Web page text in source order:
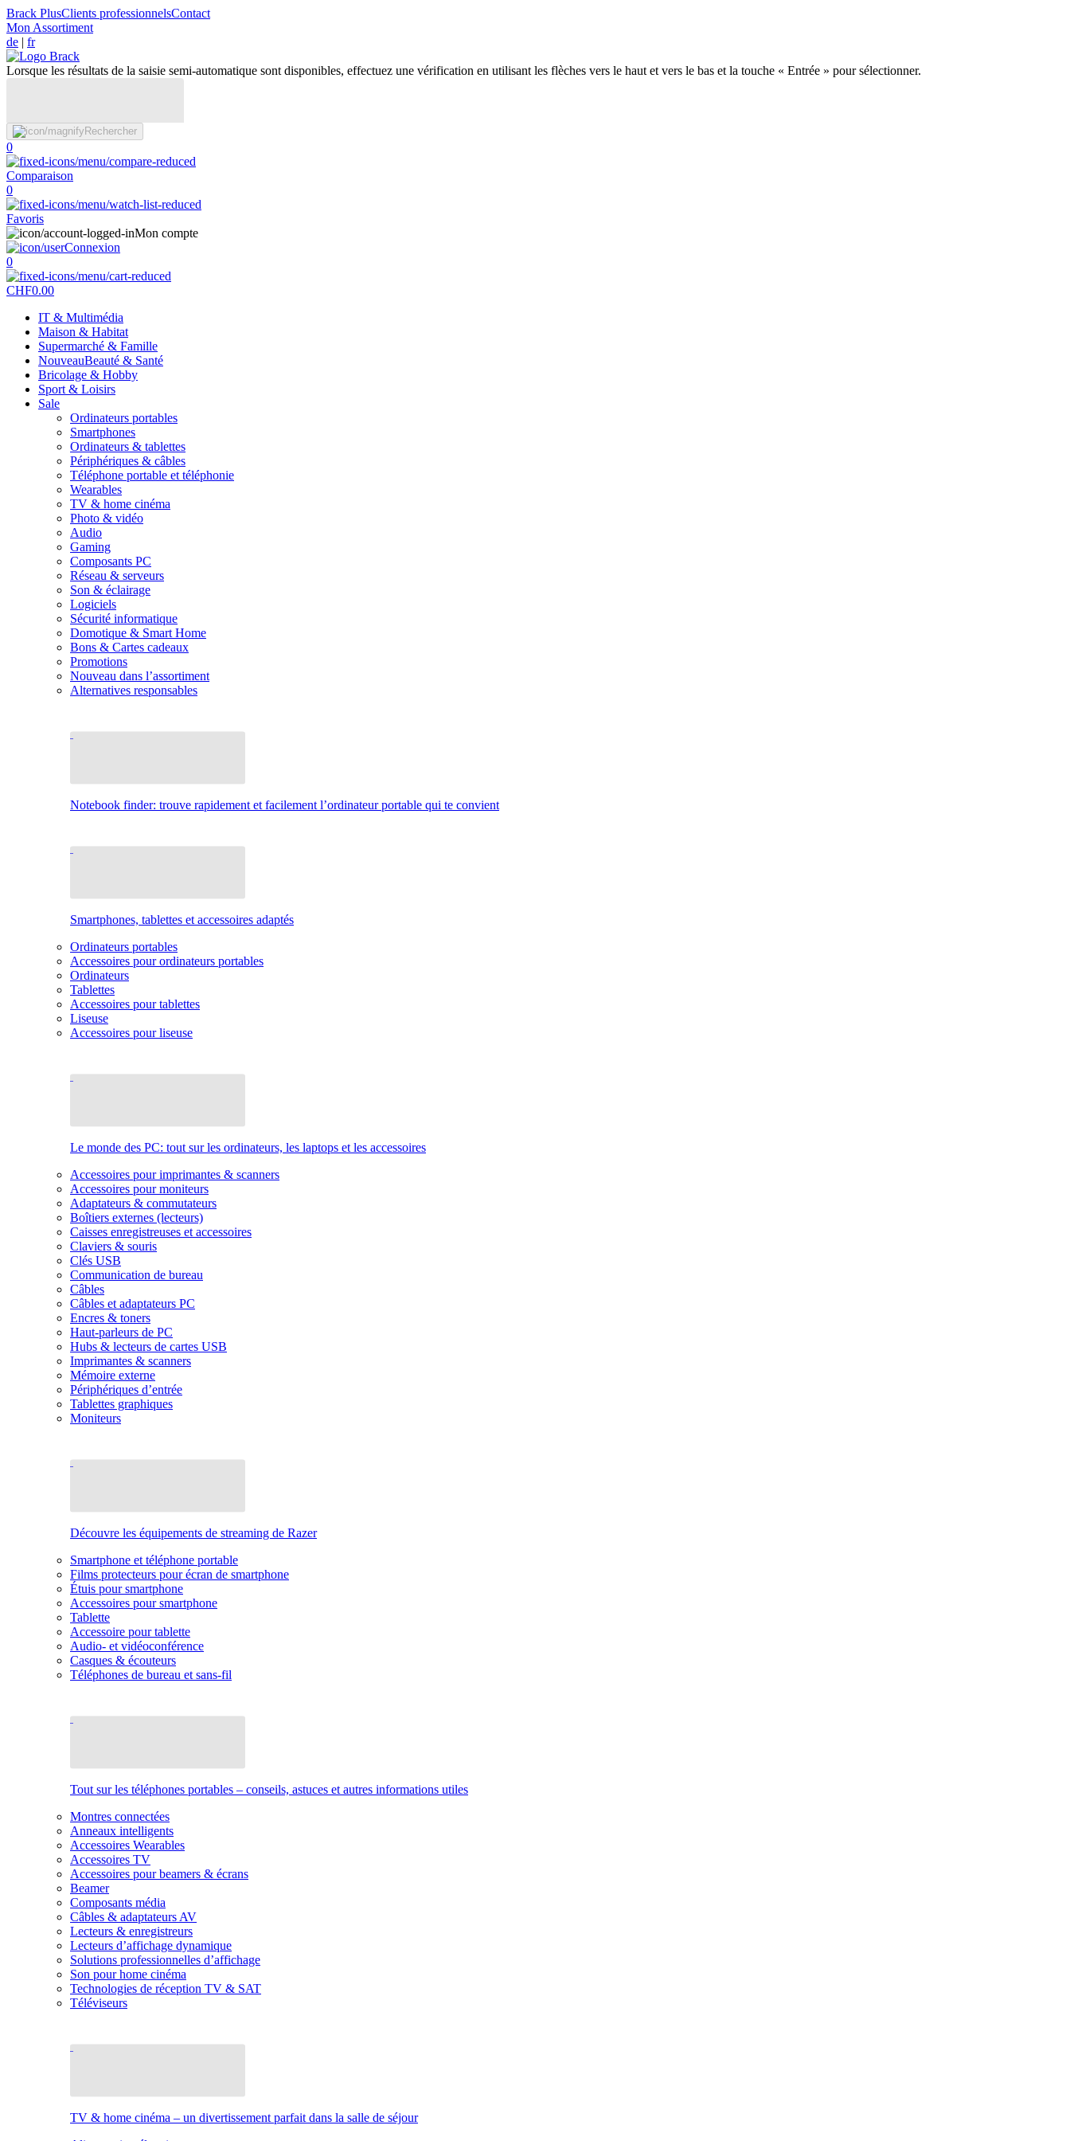
Brack PlusClients professionnelsContact
Mon Assortiment
de | fr
Lorsque les résultats de la saisie semi-automatique sont disponibles, effectuez une vérification en utilisant les flèches vers le haut et vers le bas et la touche « Entrée » pour sélectionner.
Rechercher
0
Comparaison
0
Favoris
Mon compte
Connexion
0
CHF0.00
IT & Multimédia
Maison & Habitat
Supermarché & Famille
NouveauBeauté & Santé
Bricolage & Hobby
Sport & Loisirs
Sale
Ordinateurs portables
Smartphones
Ordinateurs & tablettes
Périphériques & câbles
Téléphone portable et téléphonie
Wearables
TV & home cinéma
Photo & vidéo
Audio
Gaming
Composants PC
Réseau & serveurs
Son & éclairage
Logiciels
Sécurité informatique
Domotique & Smart Home
Bons & Cartes cadeaux
Promotions
Nouveau dans l’assortiment
Alternatives responsables
Notebook finder: trouve rapidement et facilement l’ordinateur portable qui te convient
Smartphones, tablettes et accessoires adaptés
Ordinateurs portables
Accessoires pour ordinateurs portables
Ordinateurs
Tablettes
Accessoires pour tablettes
Liseuse
Accessoires pour liseuse
Le monde des PC: tout sur les ordinateurs, les laptops et les accessoires
Accessoires pour imprimantes & scanners
Accessoires pour moniteurs
Adaptateurs & commutateurs
Boîtiers externes (lecteurs)
Caisses enregistreuses et accessoires
Claviers & souris
Clés USB
Communication de bureau
Câbles
Câbles et adaptateurs PC
Encres & toners
Haut-parleurs de PC
Hubs & lecteurs de cartes USB
Imprimantes & scanners
Mémoire externe
Périphériques d’entrée
Tablettes graphiques
Moniteurs
Découvre les équipements de streaming de Razer
Smartphone et téléphone portable
Films protecteurs pour écran de smartphone
Étuis pour smartphone
Accessoires pour smartphone
Tablette
Accessoire pour tablette
Audio- et vidéoconférence
Casques & écouteurs
Téléphones de bureau et sans-fil
Tout sur les téléphones portables – conseils, astuces et autres informations utiles
Montres connectées
Anneaux intelligents
Accessoires Wearables
Accessoires TV
Accessoires pour beamers & écrans
Beamer
Composants média
Câbles & adaptateurs AV
Lecteurs & enregistreurs
Lecteurs d’affichage dynamique
Solutions professionnelles d’affichage
Son pour home cinéma
Technologies de réception TV & SAT
Téléviseurs
TV & home cinéma – un divertissement parfait dans la salle de séjour